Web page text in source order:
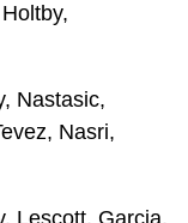
Nastasic,
Nasri,
Lescott, Garcia,